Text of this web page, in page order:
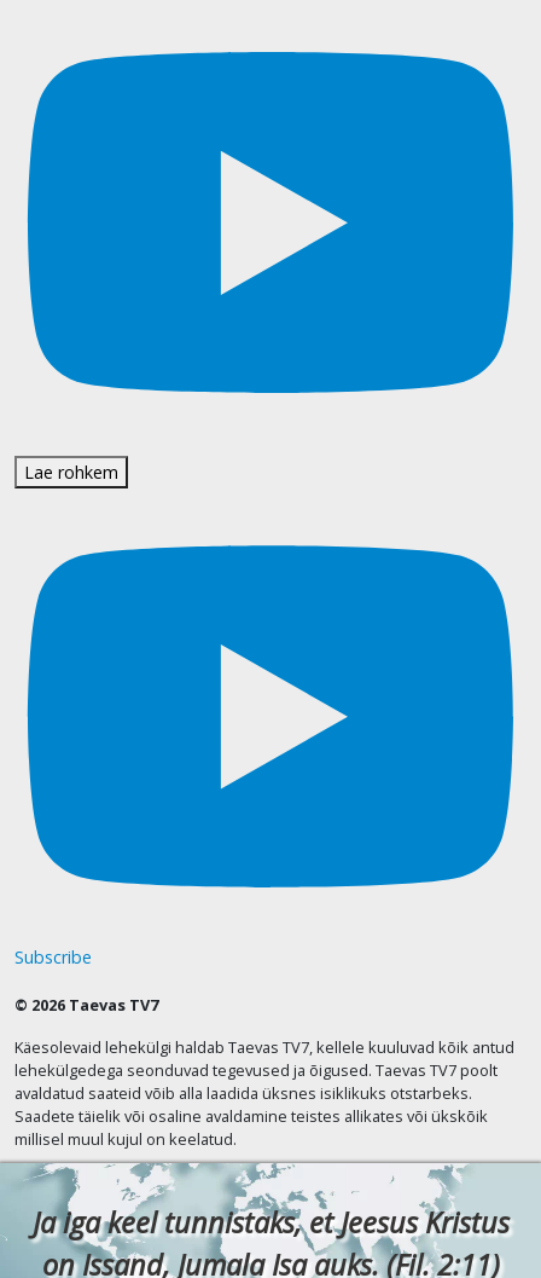
Lae rohkem
Subscribe
© 2026 Taevas TV7
Käesolevaid lehekülgi haldab Taevas TV7, kellele kuuluvad kõik antud
lehekülgedega seonduvad tegevused ja õigused. Taevas TV7 poolt
avaldatud saateid võib alla laadida üksnes isiklikuks otstarbeks.
Saadete täielik või osaline avaldamine teistes allikates või ükskõik
millisel muul kujul on keelatud.
Ja iga keel tunnistaks, et Jeesus Kristus
on Issand, Jumala Isa auks. (Fil. 2:11)